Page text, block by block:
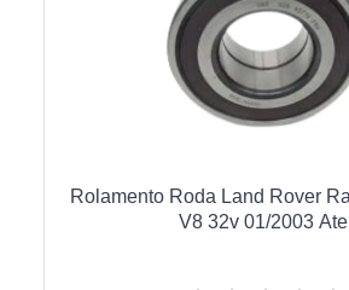
Rolamento Roda Land Rover
V8 32v 01/2003